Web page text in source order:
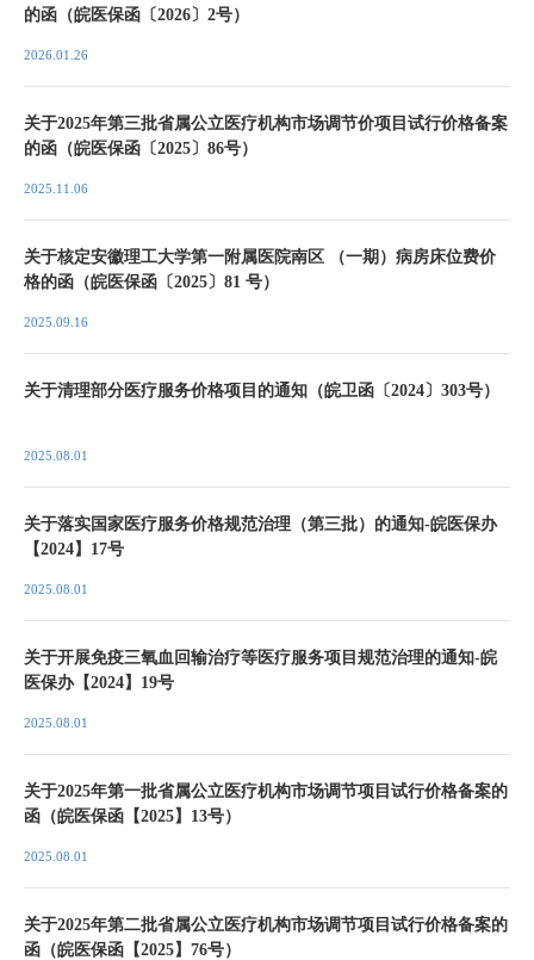
的函（皖医保函〔2026〕2号）
2026.01.26
关于2025年第三批省属公立医疗机构市场调节价项目试行价格备案
的函（皖医保函〔2025〕86号）
2025.11.06
关于核定安徽理工大学第一附属医院南区 （一期）病房床位费价
格的函（皖医保函〔2025〕81 号）
2025.09.16
关于清理部分医疗服务价格项目的通知（皖卫函〔2024〕303号）
2025.08.01
关于落实国家医疗服务价格规范治理（第三批）的通知-皖医保办
【2024】17号
2025.08.01
关于开展免疫三氧血回输治疗等医疗服务项目规范治理的通知-皖
医保办【2024】19号
2025.08.01
关于2025年第一批省属公立医疗机构市场调节项目试行价格备案的
函（皖医保函【2025】13号）
2025.08.01
关于2025年第二批省属公立医疗机构市场调节项目试行价格备案的
函（皖医保函【2025】76号）